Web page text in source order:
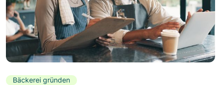
Bäckerei gründen